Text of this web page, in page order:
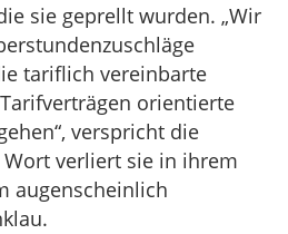
sie geprellt wurden. „Wir
tariflich vereinbarte
orientierte
verspricht die
Wort verliert sie in ihrem
augenscheinlich